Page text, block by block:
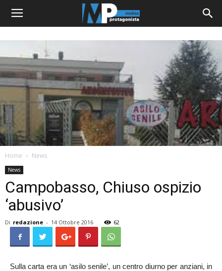
Home News
News
Campobasso, Chiuso ospizio
‘abusivo’
Di redazione - 14 Ottobre 2016 62
Sulla carta era un ‘asilo senile’, un centro diurno per anziani, in